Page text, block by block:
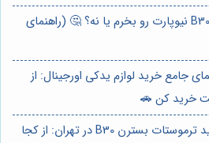
⭐️ترموستات بسترن B30 نیوپارت رو بخرم یا نه؟ 🤔 (راهنمای
جامع خرید لوازم یدکی اورجینال: از
خرید کن 🚗
⭐️ راهنمای جامع خرید ترموستات بسترن B30 در تهران: از کجا